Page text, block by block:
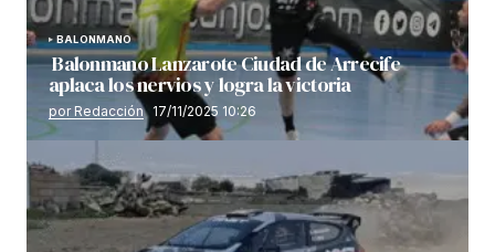
BALONMANO
Balonmano Lanzarote Ciudad de Arrecife
aplaca los nervios y logra la victoria
por Redacción 17/11/2025 10:26